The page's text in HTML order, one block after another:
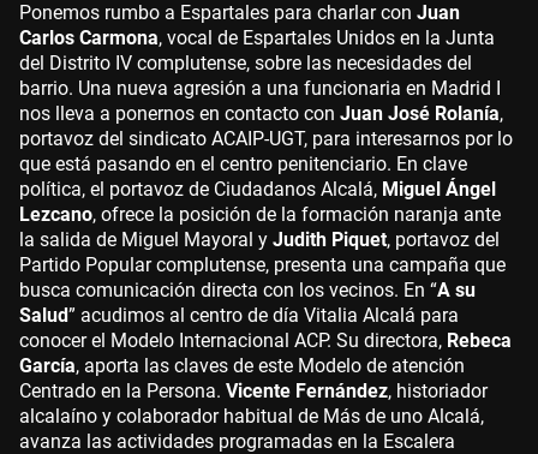
Ponemos rumbo a Espartales para charlar con Juan
Carlos Carmona, vocal de Espartales Unidos en la Junta
del Distrito IV complutense, sobre las necesidades del
barrio. Una nueva agresión a una funcionaria en Madrid I
nos lleva a ponernos en contacto con Juan José Rolanía,
portavoz del sindicato ACAIP-UGT, para interesarnos por lo
que está pasando en el centro penitenciario. En clave
política, el portavoz de Ciudadanos Alcalá, Miguel Ángel
Lezcano, ofrece la posición de la formación naranja ante
la salida de Miguel Mayoral y Judith Piquet, portavoz del
Partido Popular complutense, presenta una campaña que
busca comunicación directa con los vecinos. En “A su
Salud” acudimos al centro de día Vitalia Alcalá para
conocer el Modelo Internacional ACP. Su directora, Rebeca
García, aporta las claves de este Modelo de atención
Centrado en la Persona. Vicente Fernández, historiador
alcalaíno y colaborador habitual de Más de uno Alcalá,
avanza las actividades programadas en la Escalera